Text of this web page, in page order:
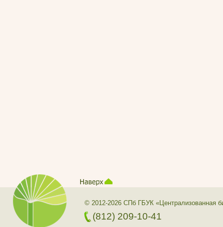
© 2012-2026 СПб ГБУК «Централизованная
(812) 209-10-41